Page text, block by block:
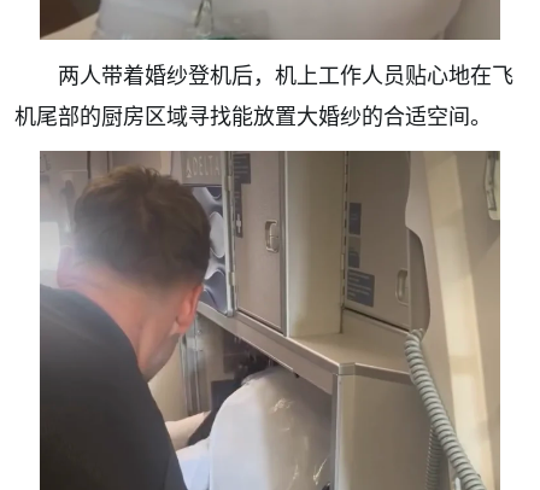
两人带着婚纱登机后，机上工作人员贴心地在飞
机尾部的厨房区域寻找能放置大婚纱的合适空间。